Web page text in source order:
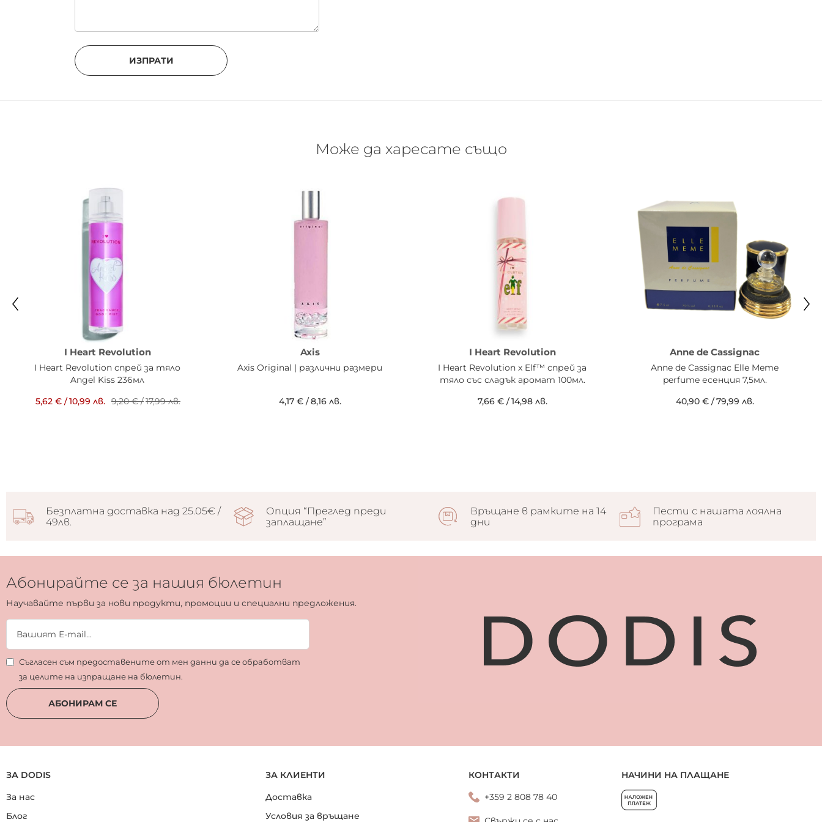
ИЗПРАТИ
Може да харесате също
I Heart Revolution
I Heart Revolution спрей за тяло
Angel Kiss 236мл
5,62 € /10,99 лв. 9,20 €/17,99 лв.
Axis
Axis Original | различни размери
4,17 €/8,16 лв.
I Heart Revolution
I Heart Revolution x Elf™ спрей за
тяло със сладък аромат 100мл.
7,66 €/14,98 лв.
Anne de Cassignac
Anne de Cassignac Elle Meme
perfume есенция 7,5мл.
40,90 €/79,99 лв.
Безплатна доставка над 25.05€ /
49лв.
Опция “Преглед преди
заплащане”
Връщане в рамките на 14
дни
Пести с нашата лоялна
програма
Абонирайте се за нашия бюлетин
Научавайте първи за нови продукти, промоции и специални предложения.
Съгласен съм предоставените от мен данни да се обработват
за целите на изпращане на бюлетин.
АБОНИРАМ СЕ
ЗА DODIS
За нас
Блог
ЗА КЛИЕНТИ
Доставка
Условия за връщане
КОНТАКТИ
+359 2 808 78 40
НАЧИНИ НА ПЛАЩАНЕ